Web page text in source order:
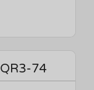
QR3-74